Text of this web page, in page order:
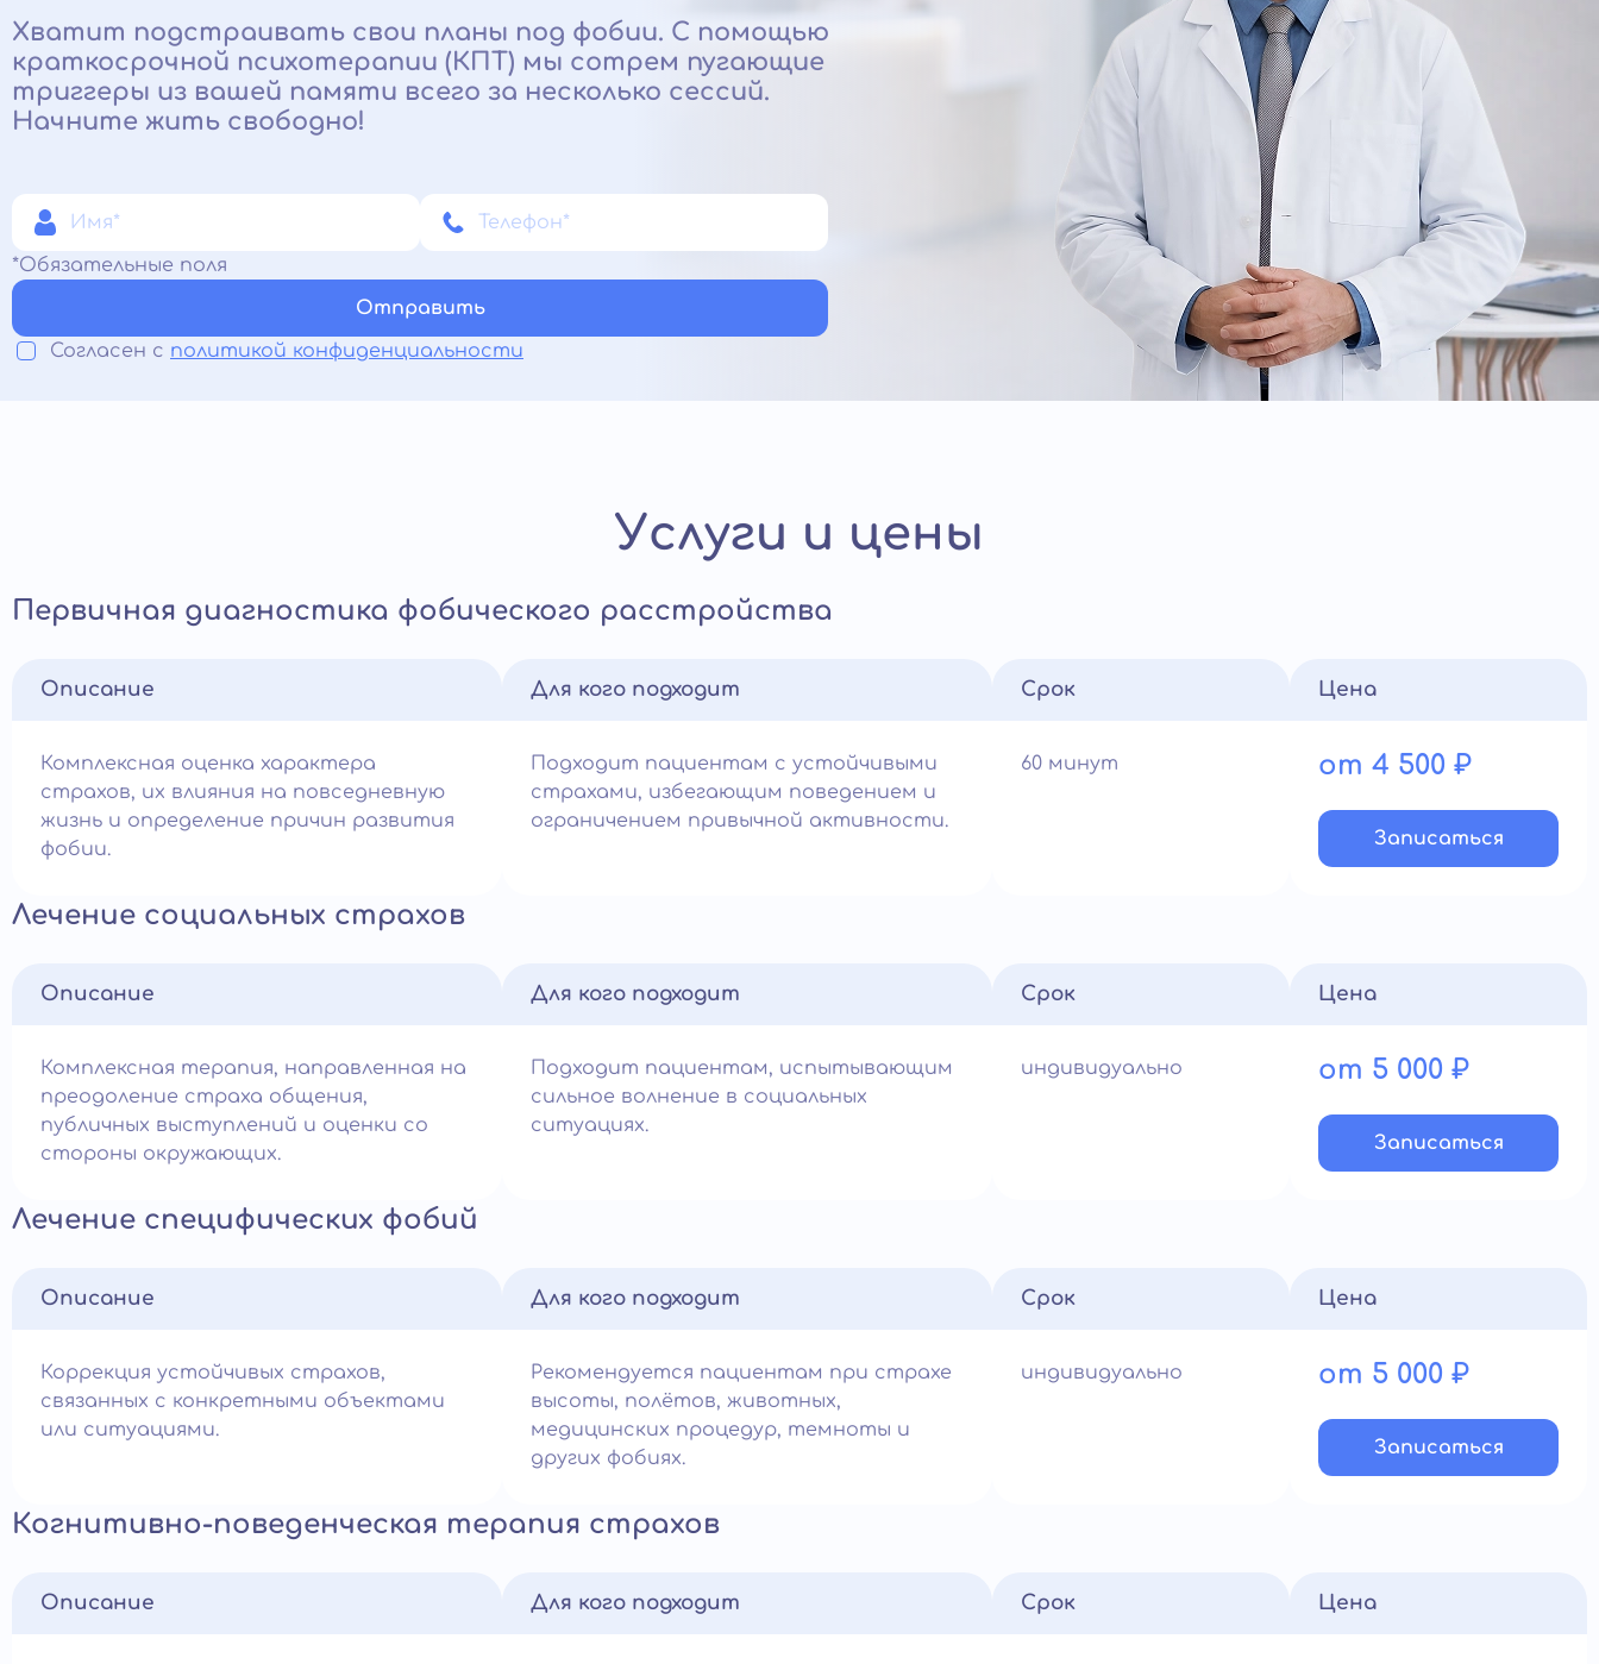
Хватит подстраивать свои планы под фобии. С помощью
краткосрочной психотерапии (КПТ) мы сотрем пугающие
триггеры из вашей памяти всего за несколько сессий.
Начните жить свободно!
*Обязательные поля
Отправить
Согласен с политикой конфиденциальности
Услуги и цены
Первичная диагностика фобического расстройства
Описание
Комплексная оценка характера
страхов, их влияния на повседневную
жизнь и определение причин развития
фобии.
Для кого подходит
Подходит пациентам с устойчивыми
страхами, избегающим поведением и
ограничением привычной активности.
Срок
60 минут
Цена
от 4 500 ₽
Записатьcя
Лечение социальных страхов
Описание
Комплексная терапия, направленная на
преодоление страха общения,
публичных выступлений и оценки со
стороны окружающих.
Для кого подходит
Подходит пациентам, испытывающим
сильное волнение в социальных
ситуациях.
Срок
индивидуально
Цена
от 5 000 ₽
Записатьcя
Лечение специфических фобий
Описание
Коррекция устойчивых страхов,
связанных с конкретными объектами
или ситуациями.
Для кого подходит
Рекомендуется пациентам при страхе
высоты, полётов, животных,
медицинских процедур, темноты и
других фобиях.
Срок
индивидуально
Цена
от 5 000 ₽
Записатьcя
Когнитивно-поведенческая терапия страхов
Описание Для кого подходит Срок Цена